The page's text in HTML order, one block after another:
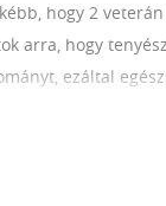
hogy 2
arra, hogy
ezáltal